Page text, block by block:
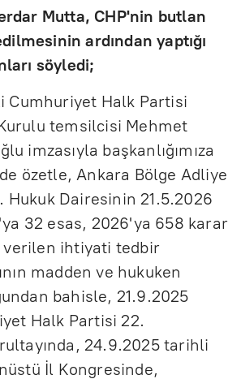
Mutta, CHP'nin butlan
ardından yaptığı
söyledi;
Cumhuriyet Halk Partisi
temsilcisi Mehmet
imzasıyla başkanlığımıza
özetle, Ankara Bölge Adliye
Hukuk Dairesinin 21.5.2026
32 esas, 2026'ya 658 karar
verilen ihtiyati tedbir
madden ve hukuken
bahisle, 21.9.2025
Halk Partisi 22.
24.9.2025 tarihli
İl Kongresinde,